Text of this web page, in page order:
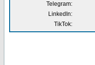
Telegram:
LinkedIn:
TikTok: